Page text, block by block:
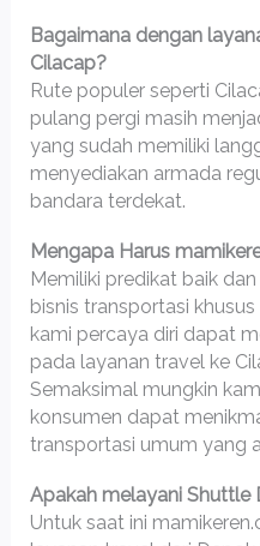
Bagaimana dengan
Cilacap?
Rute populer seperti
pulang pergi masih
yang sudah memiliki
menyediakan armada
bandara terdekat.
Mengapa Harus
Memiliki predikat baik
bisnis transportasi
kami percaya diri dapat
pada layanan travel ke
Semaksimal mungkin
konsumen dapat
transportasi umum yang
Apakah melayani Shuttle
Untuk saat ini